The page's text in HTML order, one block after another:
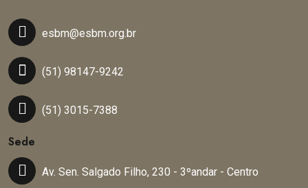
esbm@esbm.org.br
(51) 98147-9242
(51) 3015-7388
Sede
Av. Sen. Salgado Filho, 230 - 3ºandar - Centro